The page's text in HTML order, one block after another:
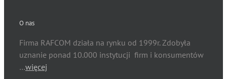
O nas
Firma RAFCOM działa na rynku od 1999r. Zdobyła
uznanie ponad 10.000 instytucji firm i konsumentów
…więcej